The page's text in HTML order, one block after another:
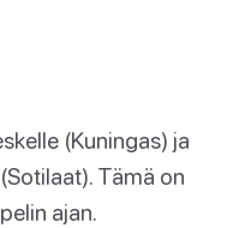
(Kuningas) ja
Tämä on
ajan.